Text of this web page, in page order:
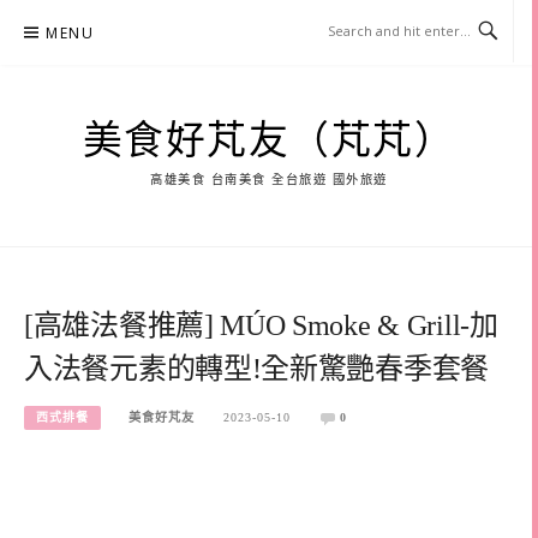
MENU
美食好芃友（芃芃）
高雄美食 台南美食 全台旅遊 國外旅遊
[高雄法餐推薦] MÚO Smoke & Grill-加
入法餐元素的轉型!全新驚艷春季套餐
西式排餐 美食好芃友 2023-05-10 0